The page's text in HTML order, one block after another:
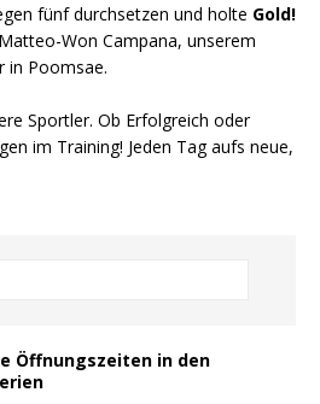
fünf durchsetzen und holte Gold!
Won Campana, unserem
in Poomsae.
Sportler. Ob Erfolgreich oder
im Training! Jeden Tag aufs neue,
Öffnungszeiten in den